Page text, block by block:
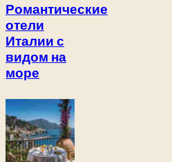
Романтические
отели
Италии с
видом на
море